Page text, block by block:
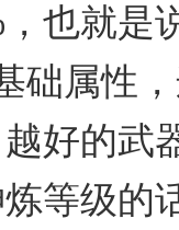
也就是
础属性
好的武
等级的